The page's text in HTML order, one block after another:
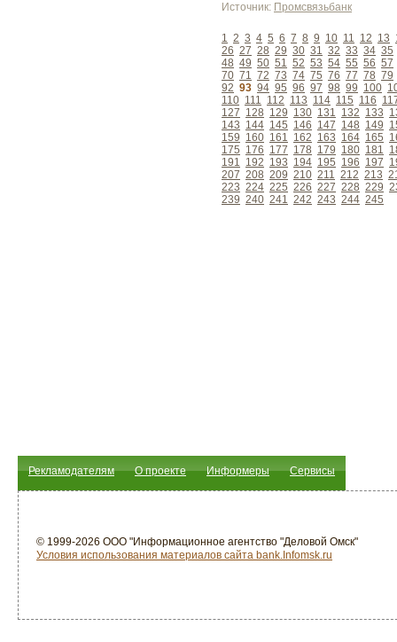
Источник: Промсвязьбанк
1 2 3 4 5 6 7 8 9 10 11 12 13
26 27 28 29 30 31 32 33 34 35
48 49 50 51 52 53 54 55 56 57
70 71 72 73 74 75 76 77 78 79
92 93 94 95 96 97 98 99 100
110 111 112 113 114 115 116
127 128 129 130 131 132 133
143 144 145 146 147 148 149
159 160 161 162 163 164 165
175 176 177 178 179 180 181
191 192 193 194 195 196 197
207 208 209 210 211 212 213
223 224 225 226 227 228 229
239 240 241 242 243 244 245
Рекламодателям О проекте Информеры Сервисы
© 1999-2026 ООО "Информационное агентство "Деловой Омск"
Условия использования материалов сайта bank.Infomsk.ru